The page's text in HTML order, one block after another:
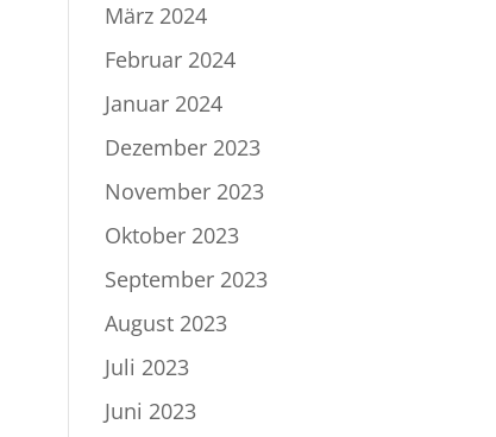
März 2024
Februar 2024
Januar 2024
Dezember 2023
November 2023
Oktober 2023
September 2023
August 2023
Juli 2023
Juni 2023